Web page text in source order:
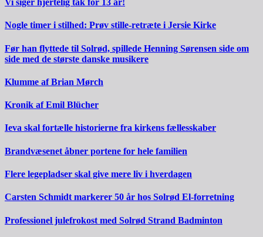
Vi siger hjertelig tak for 13 år!
Nogle timer i stilhed: Prøv stille-retræte i Jersie Kirke
Før han flyttede til Solrød, spillede Henning Sørensen side om
side med de største danske musikere
Klumme af Brian Mørch
Kronik af Emil Blücher
Ieva skal fortælle historierne fra kirkens fællesskaber
Brandvæsenet åbner portene for hele familien
Flere legepladser skal give mere liv i hverdagen
Carsten Schmidt markerer 50 år hos Solrød El-forretning
Professionel julefrokost med Solrød Strand Badminton